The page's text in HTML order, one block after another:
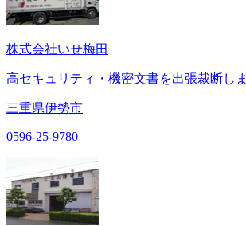
株式会社いせ梅田
高セキュリティ・機密文書を出張裁断しま
三重県伊勢市
0596-25-9780